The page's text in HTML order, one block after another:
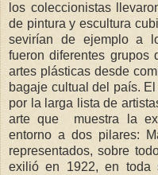
los coleccionistas
de pintura y escultura
sevirían de ejemplo a
fueron diferentes grupos
artes plásticas desde
bagaje cultual del país.
por la larga lista de
arte que muestra la
entorno a dos pilares:
representados, sobre
exilió en 1922, en toda